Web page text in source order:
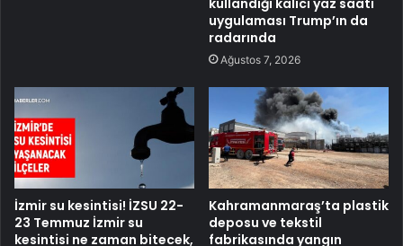
kullandığı kalıcı yaz saati
uygulaması Trump’ın da
radarında
Ağustos 7, 2026
İzmir su kesintisi! İZSU 22-
23 Temmuz İzmir su
kesintisi ne zaman bitecek,
Kahramanmaraş’ta plastik
deposu ve tekstil
fabrikasında yangın